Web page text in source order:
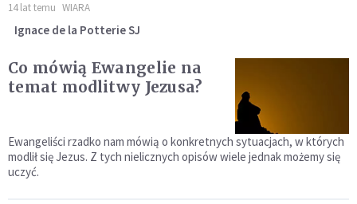
14 lat temu WIARA
Ignace de la Potterie SJ
Co mówią Ewangelie na
temat modlitwy Jezusa?
Ewangeliści rzadko nam mówią o konkretnych sytuacjach, w których
modlił się Jezus. Z tych nielicznych opisów wiele jednak możemy się
uczyć.